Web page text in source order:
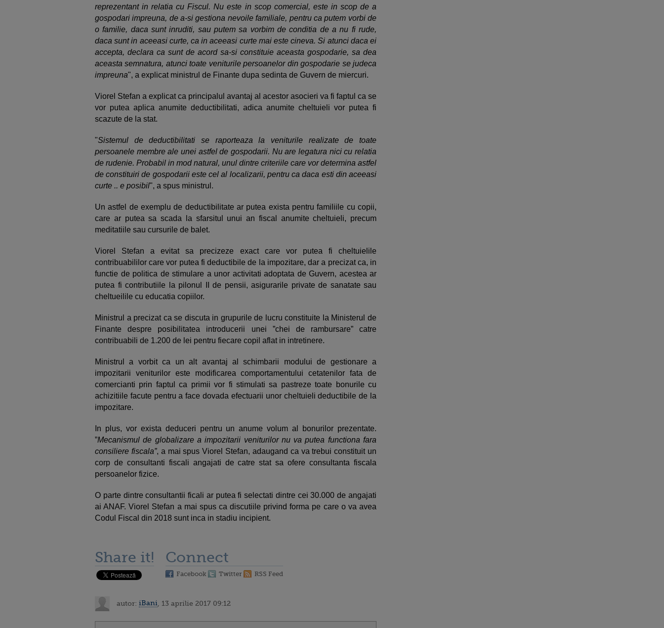
reprezentant in relatia cu Fiscul. Nu este in scop comercial, este in scop de a
gospodari impreuna, de a-si gestiona nevoile familiale, pentru ca putem vorbi de
o familie, daca sunt inruditi, sau putem sa vorbim de conditia de a nu fi rude,
daca sunt in aceeasi curte, ca in aceeasi curte mai este cineva. Si atunci daca ei
accepta, declara ca sunt de acord sa-si constituie aceasta gospodarie, sa dea
aceasta semnatura, atunci toate veniturile persoanelor din gospodarie se judeca
impreuna", a explicat ministrul de Finante dupa sedinta de Guvern de miercuri.
Viorel Stefan a explicat ca principalul avantaj al acestor asocieri va fi faptul ca se
vor putea aplica anumite deductibilitati, adica anumite cheltuieli vor putea fi
scazute de la stat.
"Sistemul de deductibilitati se raporteaza la veniturile realizate de toate
persoanele membre ale unei astfel de gospodarii. Nu are legatura nici cu relatia
de rudenie. Probabil in mod natural, unul dintre criteriile care vor determina astfel
de constituiri de gospodarii este cel al localizarii, pentru ca daca esti din aceeasi
curte .. e posibil", a spus ministrul.
Un astfel de exemplu de deductibilitate ar putea exista pentru familiile cu copii,
care ar putea sa scada la sfarsitul unui an fiscal anumite cheltuieli, precum
meditatiile sau cursurile de balet.
Viorel Stefan a evitat sa precizeze exact care vor putea fi cheltuielile
contribuabililor care vor putea fi deductibile de la impozitare, dar a precizat ca, in
functie de politica de stimulare a unor activitati adoptata de Guvern, acestea ar
putea fi contributiile la pilonul II de pensii, asigurarile private de sanatate sau
cheltueilile cu educatia copiilor.
Ministrul a precizat ca se discuta in grupurile de lucru constituite la Ministerul de
Finante despre posibilitatea introducerii unei ”chei de rambursare” catre
contribuabili de 1.200 de lei pentru fiecare copil aflat in intretinere.
Ministrul a vorbit ca un alt avantaj al schimbarii modului de gestionare a
impozitarii veniturilor este modificarea comportamentului cetatenilor fata de
comercianti prin faptul ca primii vor fi stimulati sa pastreze toate bonurile cu
achizitiile facute pentru a face dovada efectuarii unor cheltuieli deductibile de la
impozitare.
In plus, vor exista deduceri pentru un anume volum al bonurilor prezentate.
”Mecanismul de globalizare a impozitarii veniturilor nu va putea functiona fara
consiliere fiscala”, a mai spus Viorel Stefan, adaugand ca va trebui constituit un
corp de consultanti fiscali angajati de catre stat sa ofere consultanta fiscala
persoanelor fizice.
O parte dintre consultantii ficali ar putea fi selectati dintre cei 30.000 de angajati
ai ANAF. Viorel Stefan a mai spus ca discutiile privind forma pe care o va avea
Codul Fiscal din 2018 sunt inca in stadiu incipient.
Share it! Connect
Facebook Twitter RSS Feed
autor: iBani , 13 aprilie 2017 09:12